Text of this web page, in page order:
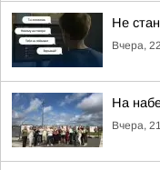
Не
Вчера,
На
Вчера,